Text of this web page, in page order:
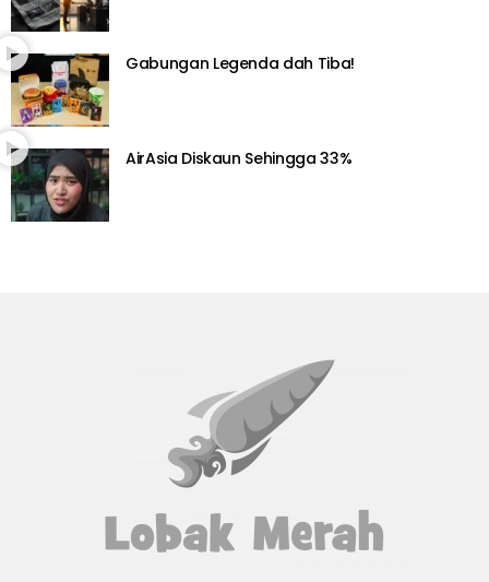
Gabungan Legenda dah Tiba!
AirAsia Diskaun Sehingga 33%